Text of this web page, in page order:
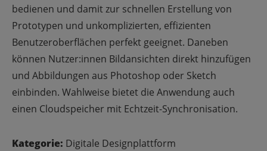
bedienen und damit zur schnellen Erstellung von
Prototypen und unkomplizierten, effizienten
Benutzeroberflächen perfekt geeignet. Daneben
können Nutzer:innen Bildansichten direkt hinzufügen
und Abbildungen aus Photoshop oder Sketch
einbinden. Wahlweise bietet die Anwendung auch
einen Cloudspeicher mit Echtzeit-Synchronisation.
Kategorie: Digitale Designplattform